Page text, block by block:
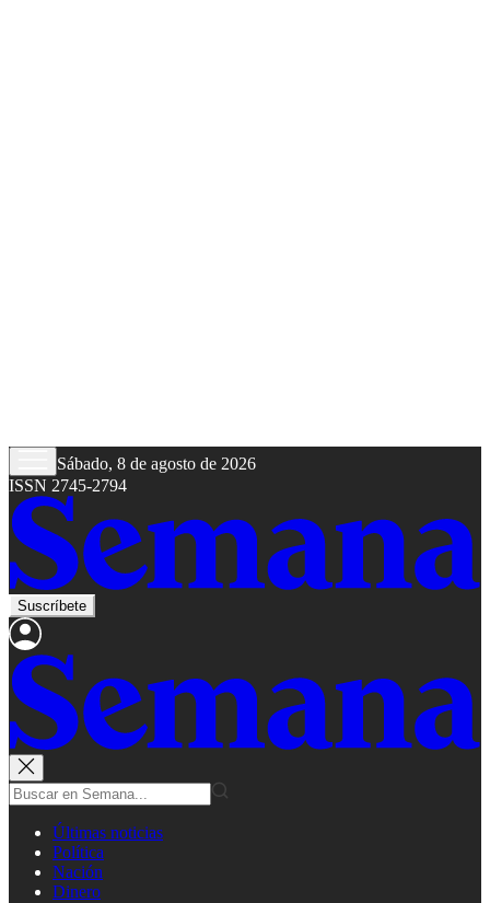
Sábado, 8 de agosto de 2026
ISSN 2745-2794
Suscríbete
Últimas noticias
Política
Nación
Dinero